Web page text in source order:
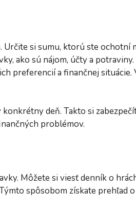
Určite si sumu, ktorú ste ochotní
ako sú nájom, účty a potraviny.
preferencií a finančnej situácie.
deň. Takto si
problémov.
Môžete si viesť denník o
spôsobom získate prehľad o